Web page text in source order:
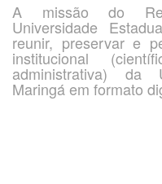
A missão do
Universidade
reunir, preservar e
institucional
administrativa) da
Maringá em formato